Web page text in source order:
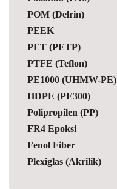
POM (Delrin)
PEEK
PET (PETP)
PTFE (Teflon)
PE1000 (UHMW-PE)
HDPE (PE300)
Polipropilen (PP)
FR4 Epoksi
Fenol Fiber
Plexiglas (Akrilik)